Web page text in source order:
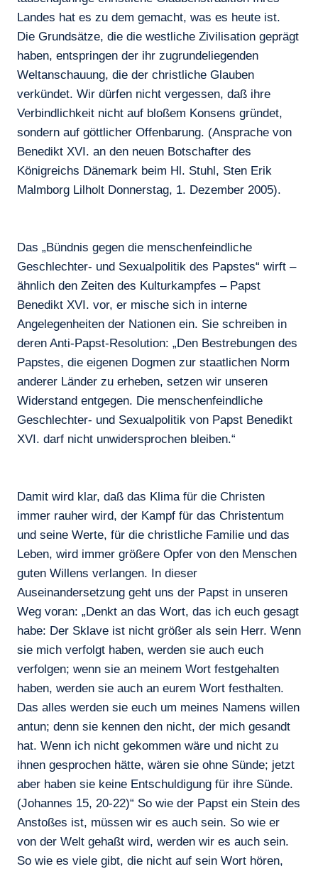
Landes hat es zu dem gemacht, was es heute ist.
Die Grundsätze, die die westliche Zivilisation geprägt
haben, entspringen der ihr zugrundeliegenden
Weltanschauung, die der christliche Glauben
verkündet. Wir dürfen nicht vergessen, daß ihre
Verbindlichkeit nicht auf bloßem Konsens gründet,
sondern auf göttlicher Offenbarung. (Ansprache von
Benedikt XVI. an den neuen Botschafter des
Königreichs Dänemark beim Hl. Stuhl, Sten Erik
Malmborg Lilholt Donnerstag, 1. Dezember 2005).
Das „Bündnis gegen die menschenfeindliche
Geschlechter- und Sexualpolitik des Papstes“ wirft –
ähnlich den Zeiten des Kulturkampfes – Papst
Benedikt XVI. vor, er mische sich in interne
Angelegenheiten der Nationen ein. Sie schreiben in
deren Anti-Papst-Resolution: „Den Bestrebungen des
Papstes, die eigenen Dogmen zur staatlichen Norm
anderer Länder zu erheben, setzen wir unseren
Widerstand entgegen. Die menschenfeindliche
Geschlechter- und Sexualpolitik von Papst Benedikt
XVI. darf nicht unwidersprochen bleiben.“
Damit wird klar, daß das Klima für die Christen
immer rauher wird, der Kampf für das Christentum
und seine Werte, für die christliche Familie und das
Leben, wird immer größere Opfer von den Menschen
guten Willens verlangen. In dieser
Auseinandersetzung geht uns der Papst in unseren
Weg voran: „Denkt an das Wort, das ich euch gesagt
habe: Der Sklave ist nicht größer als sein Herr. Wenn
sie mich verfolgt haben, werden sie auch euch
verfolgen; wenn sie an meinem Wort festgehalten
haben, werden sie auch an eurem Wort festhalten.
Das alles werden sie euch um meines Namens willen
antun; denn sie kennen den nicht, der mich gesandt
hat. Wenn ich nicht gekommen wäre und nicht zu
ihnen gesprochen hätte, wären sie ohne Sünde; jetzt
aber haben sie keine Entschuldigung für ihre Sünde.
(Johannes 15, 20-22)“ So wie der Papst ein Stein des
Anstoßes ist, müssen wir es auch sein. So wie er
von der Welt gehaßt wird, werden wir es auch sein.
So wie es viele gibt, die nicht auf sein Wort hören,